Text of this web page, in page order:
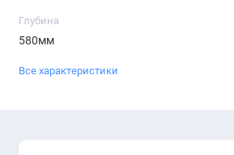
Глубина
580мм
Все характеристики